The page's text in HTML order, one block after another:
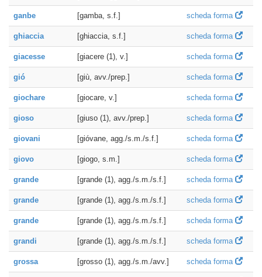
ganbe [gamba, s.f.] scheda forma
ghiaccia [ghiaccia, s.f.] scheda forma
giacesse [giacere (1), v.] scheda forma
gió [giù, avv./prep.] scheda forma
giochare [giocare, v.] scheda forma
gioso [giuso (1), avv./prep.] scheda forma
giovani [gióvane, agg./s.m./s.f.] scheda forma
giovo [giogo, s.m.] scheda forma
grande [grande (1), agg./s.m./s.f.] scheda forma
grande [grande (1), agg./s.m./s.f.] scheda forma
grande [grande (1), agg./s.m./s.f.] scheda forma
grandi [grande (1), agg./s.m./s.f.] scheda forma
grossa [grosso (1), agg./s.m./avv.] scheda forma